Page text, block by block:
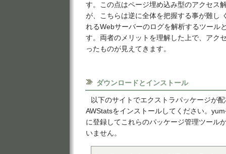
す。この点はページ埋め込み型のアクセス
が、こちらは逆に全体を把握する事が難し
れるWebサーバーのログを解析するツール
す。両者のメリットを理解した上で、アク
ったものが見えてきます。
ダウンロードとインストール
以下のサイトでエクストラパッケージが
AWStatsをインストールしてください。
に登録してこれらのパッケージ管理ツール
いません。